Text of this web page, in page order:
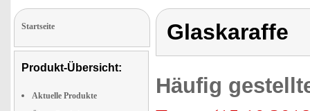
Startseite
Produkt-Übersicht:
Aktuelle Produkte
Glaskaraffe
Häufig